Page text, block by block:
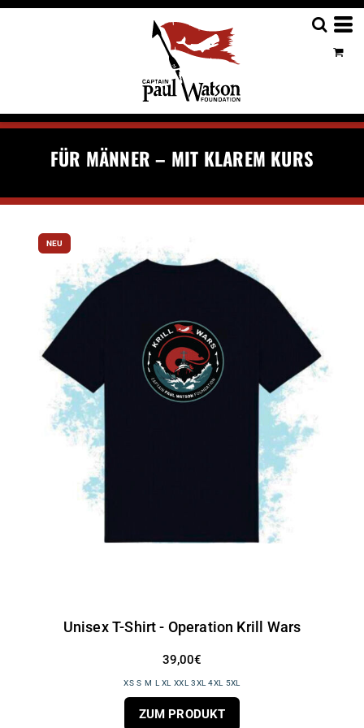
FÜR MÄNNER – MIT KLAREM KURS
NEU
Unisex T-Shirt - Operation Krill Wars
39,00€
XS S M L XL XXL 3XL 4XL 5XL
ZUM PRODUKT